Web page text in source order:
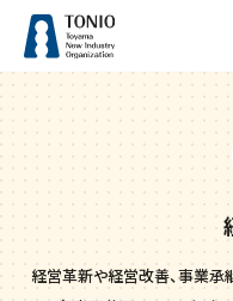
目的からさがす
研
デジタル
デジタル技術 ト
経営革新や経営改善、事業承